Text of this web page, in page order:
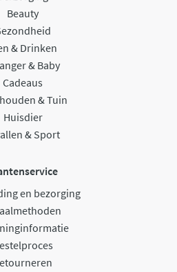
Beauty
& Drinken
& Baby
Cadeaus
& Tuin
Huisdier
& Sport
en bezorging